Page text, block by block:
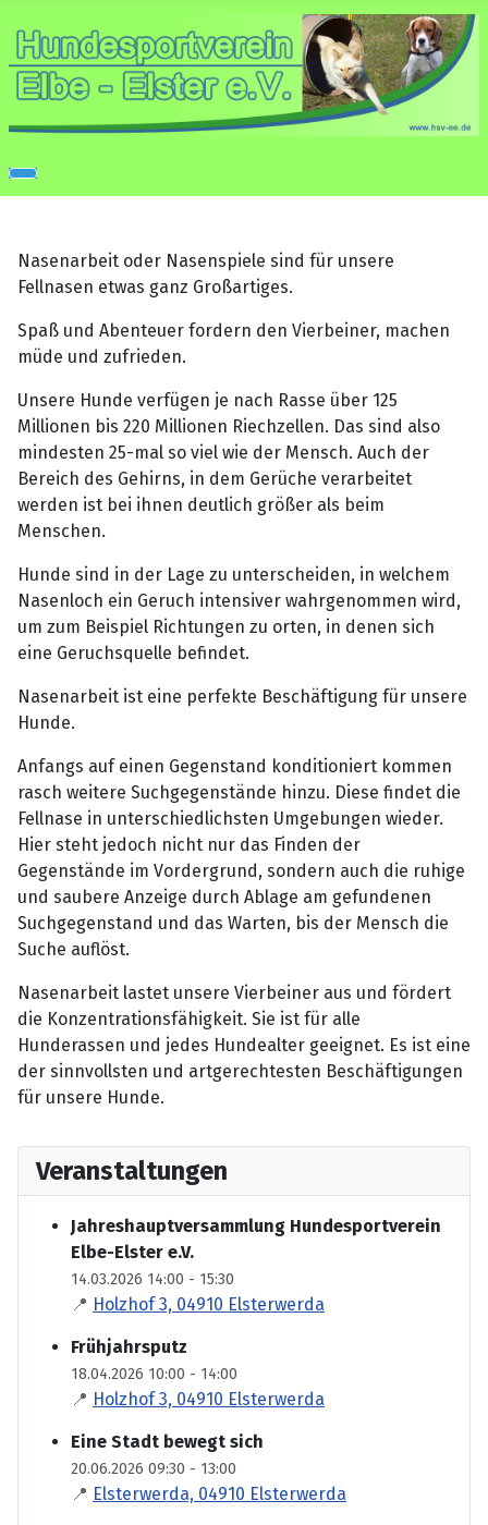
Nasenarbeit oder Nasenspiele sind für unsere
Fellnasen etwas ganz Großartiges.
Spaß und Abenteuer fordern den Vierbeiner, machen
müde und zufrieden.
Unsere Hunde verfügen je nach Rasse über 125
Millionen bis 220 Millionen Riechzellen. Das sind also
mindesten 25-mal so viel wie der Mensch. Auch der
Bereich des Gehirns, in dem Gerüche verarbeitet
werden ist bei ihnen deutlich größer als beim
Menschen.
Hunde sind in der Lage zu unterscheiden, in welchem
Nasenloch ein Geruch intensiver wahrgenommen wird,
um zum Beispiel Richtungen zu orten, in denen sich
eine Geruchsquelle befindet.
Nasenarbeit ist eine perfekte Beschäftigung für unsere
Hunde.
Anfangs auf einen Gegenstand konditioniert kommen
rasch weitere Suchgegenstände hinzu. Diese findet die
Fellnase in unterschiedlichsten Umgebungen wieder.
Hier steht jedoch nicht nur das Finden der
Gegenstände im Vordergrund, sondern auch die ruhige
und saubere Anzeige durch Ablage am gefundenen
Suchgegenstand und das Warten, bis der Mensch die
Suche auflöst.
Nasenarbeit lastet unsere Vierbeiner aus und fördert
die Konzentrationsfähigkeit. Sie ist für alle
Hunderassen und jedes Hundealter geeignet. Es ist eine
der sinnvollsten und artgerechtesten Beschäftigungen
für unsere Hunde.
Veranstaltungen
Jahreshauptversammlung Hundesportverein
Elbe-Elster e.V.
14.03.2026 14:00 - 15:30
📍 Holzhof 3, 04910 Elsterwerda
Frühjahrsputz
18.04.2026 10:00 - 14:00
📍 Holzhof 3, 04910 Elsterwerda
Eine Stadt bewegt sich
20.06.2026 09:30 - 13:00
📍 Elsterwerda, 04910 Elsterwerda